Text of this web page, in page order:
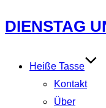
Zum
Inhalt
DIENSTAG
Heiße Tasse
Kontakt
Über